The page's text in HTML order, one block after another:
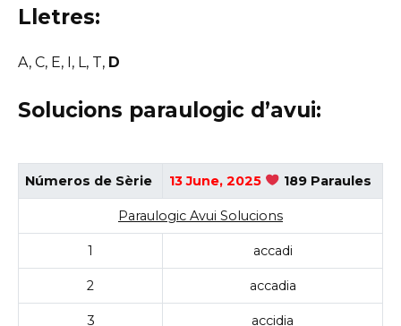
Lletres:
A, C, E, I, L, T, D
Solucions paraulogic d’avui:
Números de Sèrie 13 June, 2025 189 Paraules
Paraulogic Avui Solucions
1 accadi
2 accadia
3 accidia